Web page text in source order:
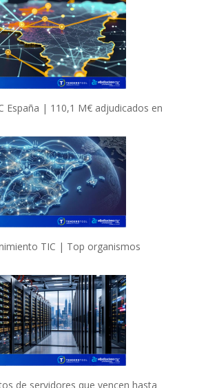
España | 110,1 M€ adjudicados en
TIC | Top organismos
de servidores que vencen hasta